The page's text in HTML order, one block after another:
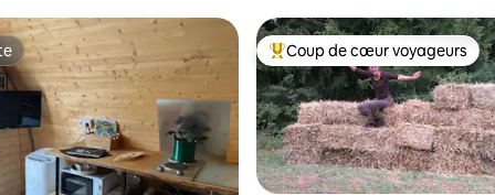
Coups de cœur voyageurs les
Coup de cœur voyageurs